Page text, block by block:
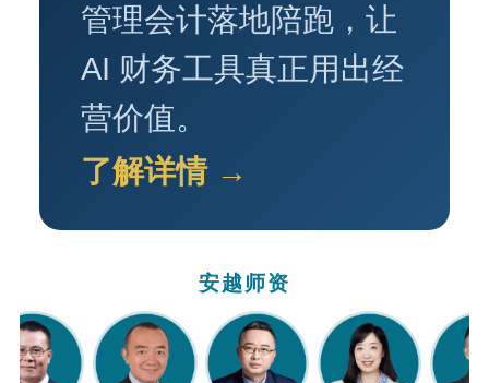
管理会计落地陪跑，让
AI 财务工具真正用出经
营价值。
了解详情 →
安越师资